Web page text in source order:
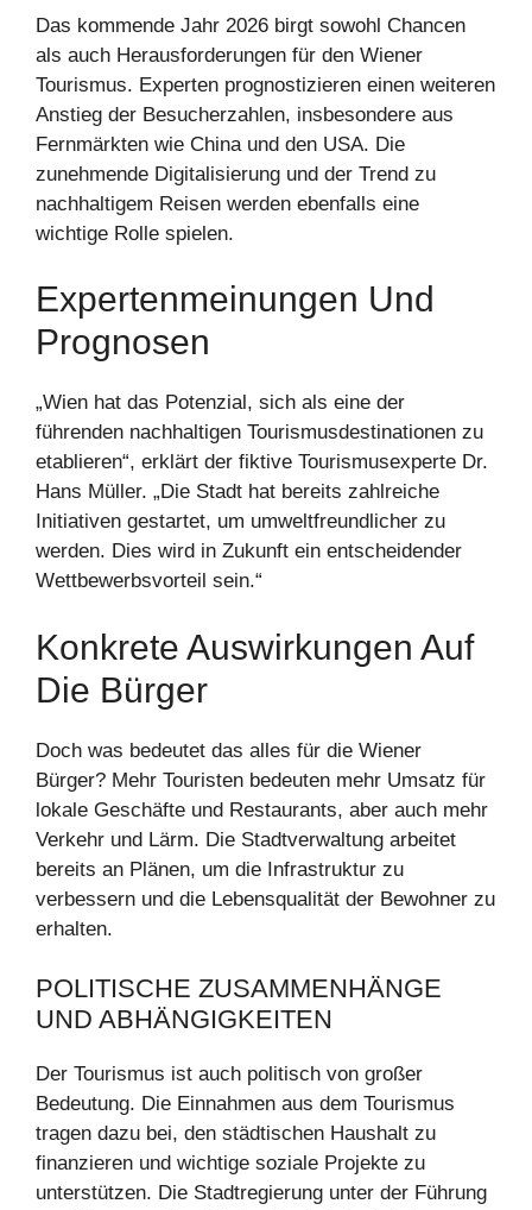
Das kommende Jahr 2026 birgt sowohl Chancen
als auch Herausforderungen für den Wiener
Tourismus. Experten prognostizieren einen weiteren
Anstieg der Besucherzahlen, insbesondere aus
Fernmärkten wie China und den USA. Die
zunehmende Digitalisierung und der Trend zu
nachhaltigem Reisen werden ebenfalls eine
wichtige Rolle spielen.
Expertenmeinungen Und
Prognosen
„Wien hat das Potenzial, sich als eine der
führenden nachhaltigen Tourismusdestinationen zu
etablieren“, erklärt der fiktive Tourismusexperte Dr.
Hans Müller. „Die Stadt hat bereits zahlreiche
Initiativen gestartet, um umweltfreundlicher zu
werden. Dies wird in Zukunft ein entscheidender
Wettbewerbsvorteil sein.“
Konkrete Auswirkungen Auf
Die Bürger
Doch was bedeutet das alles für die Wiener
Bürger? Mehr Touristen bedeuten mehr Umsatz für
lokale Geschäfte und Restaurants, aber auch mehr
Verkehr und Lärm. Die Stadtverwaltung arbeitet
bereits an Plänen, um die Infrastruktur zu
verbessern und die Lebensqualität der Bewohner zu
erhalten.
POLITISCHE ZUSAMMENHÄNGE
UND ABHÄNGIGKEITEN
Der Tourismus ist auch politisch von großer
Bedeutung. Die Einnahmen aus dem Tourismus
tragen dazu bei, den städtischen Haushalt zu
finanzieren und wichtige soziale Projekte zu
unterstützen. Die Stadtregierung unter der Führung